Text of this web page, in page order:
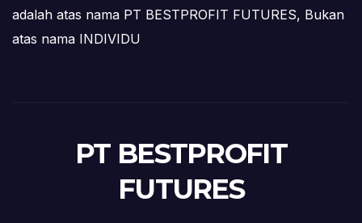
adalah atas nama PT BESTPROFIT FUTURES, Bukan
atas nama INDIVIDU
PT BESTPROFIT
FUTURES